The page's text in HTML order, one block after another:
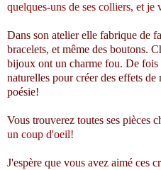
quelques-uns de ses colliers, et je
Dans son atelier elle fabrique de
bracelets, et même des boutons.
bijoux ont un charme fou. De fois
naturelles pour créer des effets
poésie!
Vous trouverez toutes ses pièces
un coup d'oeil!
J'espère que vous avez aimé ces